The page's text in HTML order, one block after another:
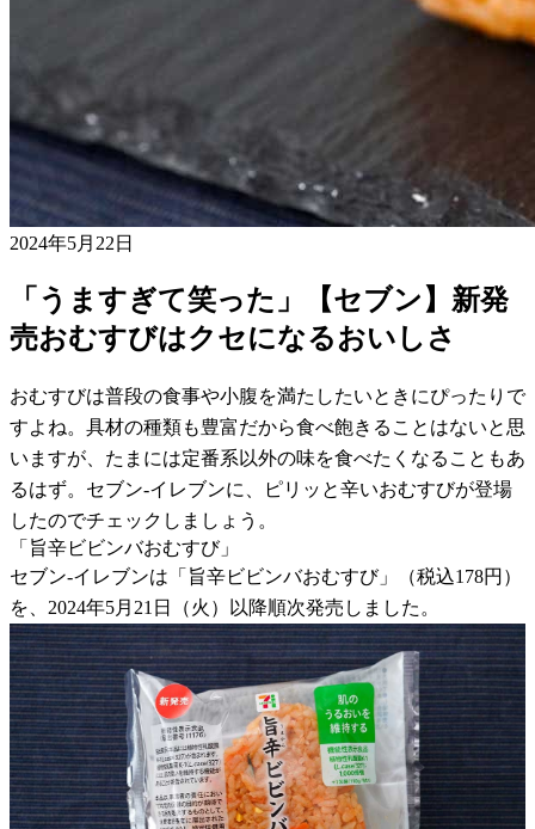
2024年5月22日
「うますぎて笑った」【セブン】新発
売おむすびはクセになるおいしさ
おむすびは普段の食事や小腹を満たしたいときにぴったりで
すよね。具材の種類も豊富だから食べ飽きることはないと思
いますが、たまには定番系以外の味を食べたくなることもあ
るはず。セブン-イレブンに、ピリッと辛いおむすびが登場
したのでチェックしましょう。
「旨辛ビビンバおむすび」
セブン-イレブンは「旨辛ビビンバおむすび」（税込178円）
を、2024年5月21日（火）以降順次発売しました。